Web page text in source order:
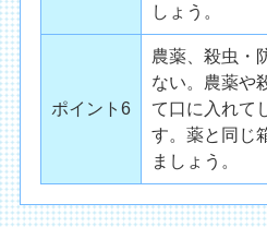
しょう。
ポイント6
農薬、殺虫・
ない。農薬や
て口に入れて
す。薬と同じ
ましょう。